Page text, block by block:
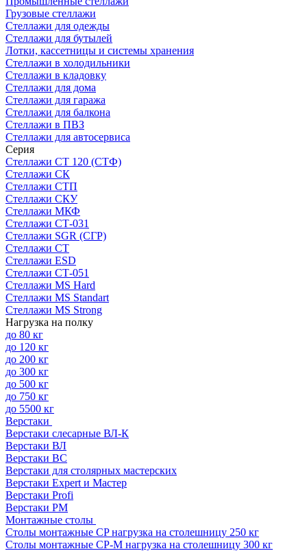
Грузовые стеллажи
Стеллажи для одежды
Стеллажи для бутылей
Лотки, кассетницы и системы хранения
Стеллажи в холодильники
Стеллажи в кладовку
Стеллажи для дома
Стеллажи для гаража
Стеллажи для балкона
Стеллажи в ПВЗ
Стеллажи для автосервиса
Серия
Стеллажи СТ 120 (СТФ)
Стеллажи СК
Стеллажи СТП
Стеллажи СКУ
Стеллажи МКФ
Стеллажи СТ-031
Стеллажи SGR (СГР)
Стеллажи СТ
Стеллажи ESD
Стеллажи СТ-051
Стеллажи MS Hard
Стеллажи MS Standart
Стеллажи MS Strong
Нагрузка на полку
до 80 кг
до 120 кг
до 200 кг
до 300 кг
до 500 кг
до 750 кг
до 5500 кг
Верстаки
Верстаки слесарные ВЛ-К
Верстаки ВЛ
Верстаки ВС
Верстаки для столярных мастерских
Верстаки Expert и Мастер
Верстаки Profi
Верстаки РМ
Монтажные столы
Столы монтажные СP нагрузка на столешницу 250 кг
Столы монтажные СР-М нагрузка на столешницу 300 кг